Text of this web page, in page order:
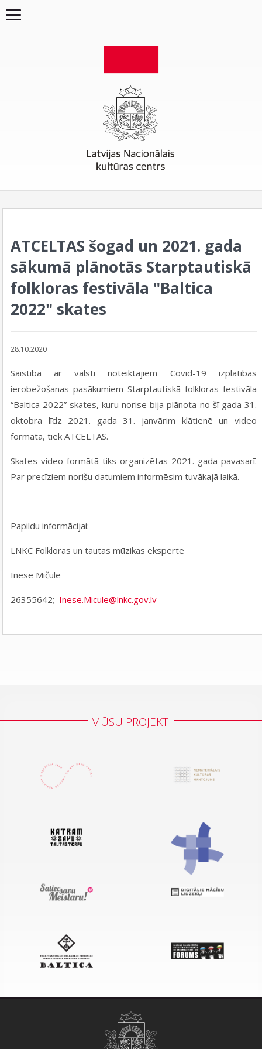
ATCELTAS šogad un 2021. gada
sākumā plānotās Starptautiskā
folkloras festivāla "Baltica
2022" skates
28.10.2020
Saistībā ar valstī noteiktajiem Covid-19 izplatības
ierobežošanas pasākumiem Starptautiskā folkloras festivāla
“Baltica 2022” skates, kuru norise bija plānota no šī gada 31.
oktobra līdz 2021. gada 31. janvārim klātienē un video
formātā, tiek ATCELTAS.
Skates video formātā tiks organizētas 2021. gada pavasarī.
Par precīziem norišu datumiem informēsim tuvākajā laikā.
Papildu informācijai:
LNKC Folkloras un tautas mūzikas eksperte
Inese Mičule
26355642; Inese.Micule@lnkc.gov.lv
MŪSU PROJEKTI